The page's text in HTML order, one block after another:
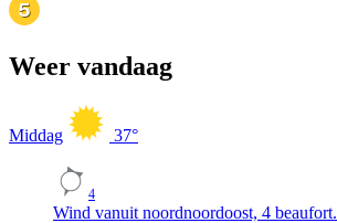
Weer vandaag
Middag 37°
4
Wind vanuit noordnoordoost, 4 beaufort.